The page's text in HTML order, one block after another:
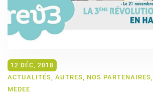
12 DÉC, 2018
ACTUALITÉS, AUTRES, NOS PARTENAIRES,
MEDEE